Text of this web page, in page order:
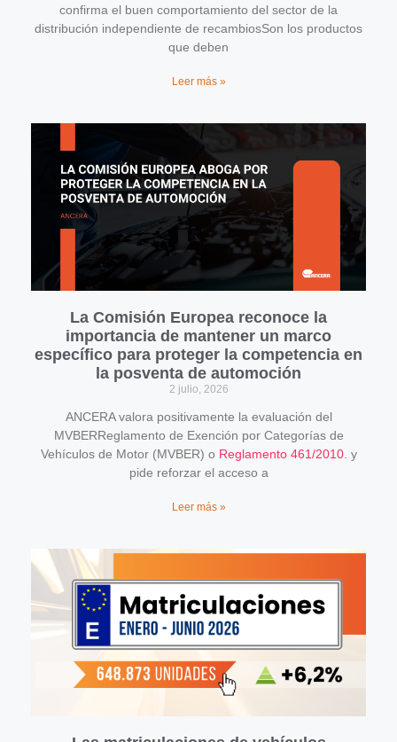
confirma el buen comportamiento del sector de la
distribución independiente de recambiosSon los productos
que deben
Leer más »
La Comisión Europea reconoce la
importancia de mantener un marco
específico para proteger la competencia en
la posventa de automoción
2 julio, 2026
ANCERA valora positivamente la evaluación del
MVBERReglamento de Exención por Categorías de
Vehículos de Motor (MVBER) o Reglamento 461/2010. y
pide reforzar el acceso a
Leer más »